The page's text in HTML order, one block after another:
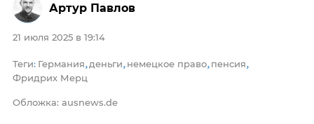
21 июля 2025 в 19:14
Теги: Германия, деньги, немецкое право, пенсия,
Фридрих Мерц
Обложка: ausnews.de
Артур Павлов